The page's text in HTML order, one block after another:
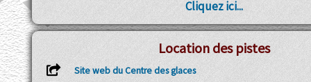
Cliquez ici...
Location des pistes
Site web du Centre des glaces